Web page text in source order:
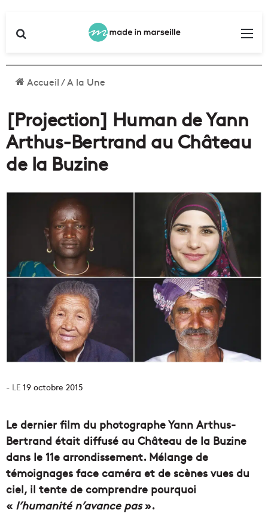
Accueil/A la Une
[Projection] Human de Yann
Arthus-Bertrand au Château
de la Buzine
19 octobre 2015
Le dernier film du photographe Yann Arthus-
Bertrand était diffusé au Château de la Buzine
dans le 11e arrondissement. Mélange de
témoignages face caméra et de scènes vues du
ciel, il tente de comprendre pourquoi
« l’humanité n’avance pas».